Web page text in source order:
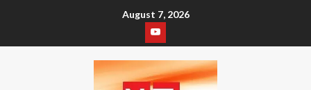
August 7, 2026